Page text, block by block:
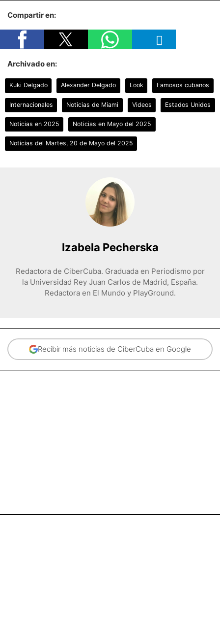
Compartir en:
Archivado en:
Kuki Delgado Alexander Delgado Look Famosos cubanos
Internacionales Noticias de Miami Videos Estados Unidos
Noticias en 2025 Noticias en Mayo del 2025
Noticias del Martes, 20 de Mayo del 2025
Izabela Pecherska
Redactora de CiberCuba. Graduada en Periodismo por
la Universidad Rey Juan Carlos de Madrid, España.
Redactora en El Mundo y PlayGround.
Recibir más noticias de CiberCuba en Google